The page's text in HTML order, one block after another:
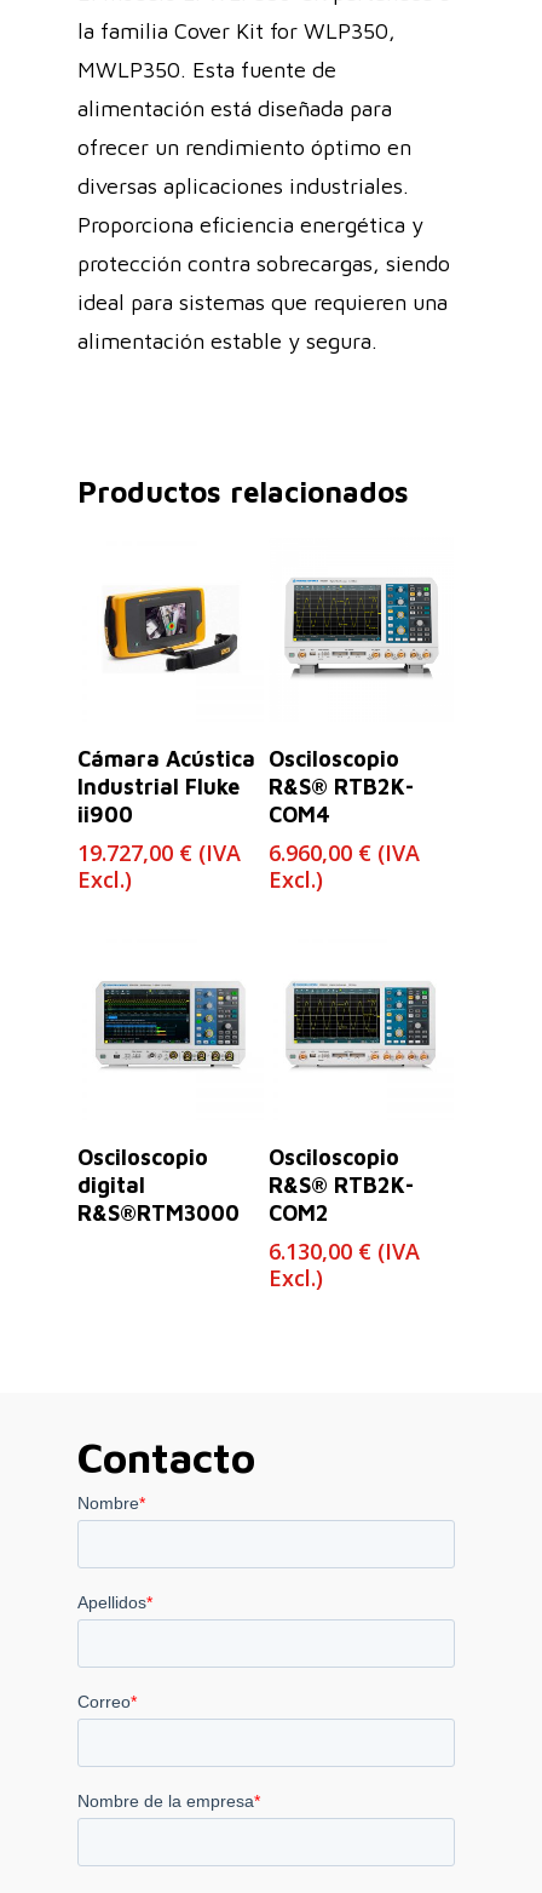
la familia Cover Kit for WLP350,
MWLP350. Esta fuente de
alimentación está diseñada para
ofrecer un rendimiento óptimo en
diversas aplicaciones industriales.
Proporciona eficiencia energética y
protección contra sobrecargas, siendo
ideal para sistemas que requieren una
alimentación estable y segura.
Productos relacionados
Leer Más
Cámara Acústica
Industrial Fluke
ii900
19.727,00 € (IVA
Excl.)
Leer Más
Osciloscopio
R&S® RTB2K-
COM4
6.960,00 € (IVA
Excl.)
Osciloscopio
digital
R&S®RTM3000
Osciloscopio
R&S® RTB2K-
COM2
6.130,00 € (IVA
Excl.)
Contacto